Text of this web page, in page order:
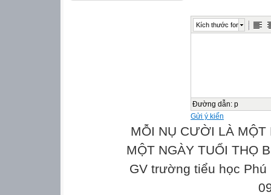
Kích thước font
Đường dẫn: p
Gửi ý kiến
MỖI NỤ CƯỜI LÀ MỘT
MỘT NGÀY TUỔI THỌ
GV trường tiểu học